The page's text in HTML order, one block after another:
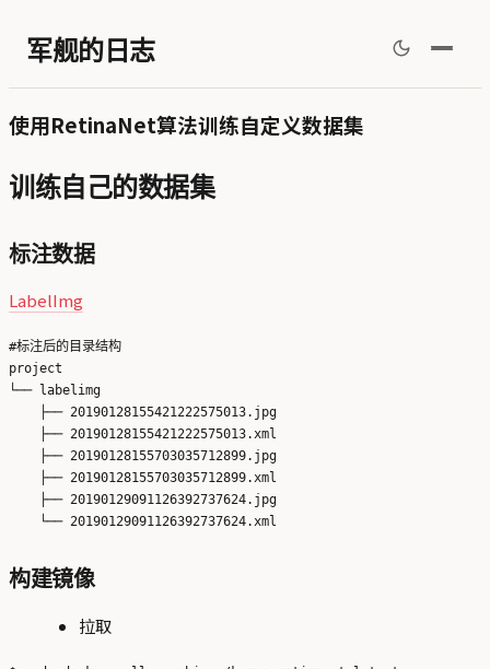
军舰的日志
使用RetinaNet算法训练自定义数据集
训练自己的数据集
标注数据
LabelImg
#标注后的目录结构
project
└── labelimg
├── 20190128155421222575013.jpg
├── 20190128155421222575013.xml
├── 20190128155703035712899.jpg
├── 20190128155703035712899.xml
├── 20190129091126392737624.jpg
构建镜像
拉取